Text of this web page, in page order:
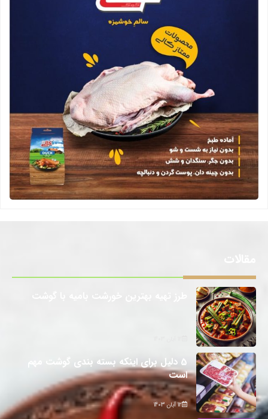
5 دلیل برای اینکه بسته بندی گوشت مهم
است
12 آبان 1403